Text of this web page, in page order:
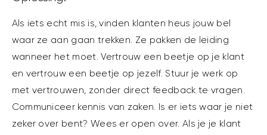
Als iets echt mis is, vinden klanten heus jouw bel
waar ze aan gaan trekken. Ze pakken de leiding
wanneer het moet. Vertrouw een beetje op je klant
en vertrouw een beetje op jezelf. Stuur je werk op
met vertrouwen, zonder direct feedback te vragen.
Communiceer kennis van zaken. Is er iets waar je niet
zeker over bent? Wees er open over. Als je je klant